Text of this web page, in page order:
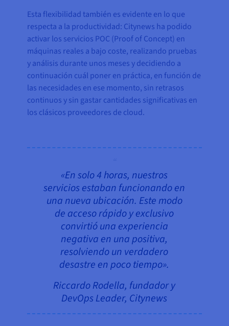
Esta flexibilidad también es evidente en lo que
respecta a la productividad: Citynews ha podido
activar los servicios POC (Proof of Concept) en
máquinas reales a bajo coste, realizando pruebas
y análisis durante unos meses y decidiendo a
continuación cuál poner en práctica, en función de
las necesidades en ese momento, sin retrasos
continuos y sin gastar cantidades significativas en
los clásicos proveedores de cloud.
«En solo 4 horas, nuestros
servicios estaban funcionando en
una nueva ubicación. Este modo
de acceso rápido y exclusivo
convirtió una experiencia
negativa en una positiva,
resolviendo un verdadero
desastre en poco tiempo».
Riccardo Rodella, fundador y
DevOps Leader, Citynews